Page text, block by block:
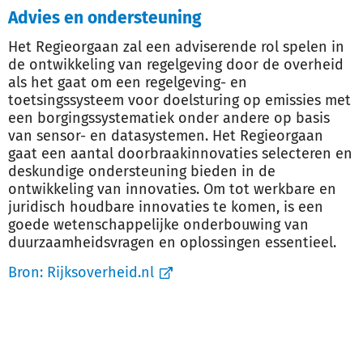
Advies en ondersteuning
Het Regieorgaan zal een adviserende rol spelen in
de ontwikkeling van regelgeving door de overheid
als het gaat om een regelgeving- en
toetsingssysteem voor doelsturing op emissies met
een borgingssystematiek onder andere op basis
van sensor- en datasystemen. Het Regieorgaan
gaat een aantal doorbraakinnovaties selecteren en
deskundige ondersteuning bieden in de
ontwikkeling van innovaties. Om tot werkbare en
juridisch houdbare innovaties te komen, is een
goede wetenschappelijke onderbouwing van
duurzaamheidsvragen en oplossingen essentieel.
Bron: Rijksoverheid.nl